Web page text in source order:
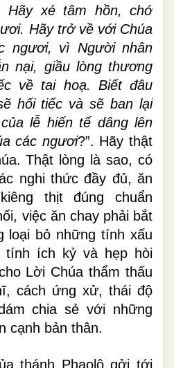
Hãy xé tâm hồn, chớ
Hãy trở về với Chúa
ngươi, vì Người nhân
nại, giầu lòng thương
về tai hoạ. Biết đâu
hối tiếc và sẽ ban lại
lễ hiến tế dâng lên
các ngươi?”. Hãy thật
Thật lòng là sao, có
nghi thức đầy đủ, ăn
thịt đúng chuẩn
việc ăn chay phải bắt
loại bỏ những tính xấu
tính ích kỷ và hẹp hòi
Lời Chúa thẩm thấu
cách ứng xử, thái độ
chia sẻ với những
cạnh bản thân.
thánh Phaolô gởi tới